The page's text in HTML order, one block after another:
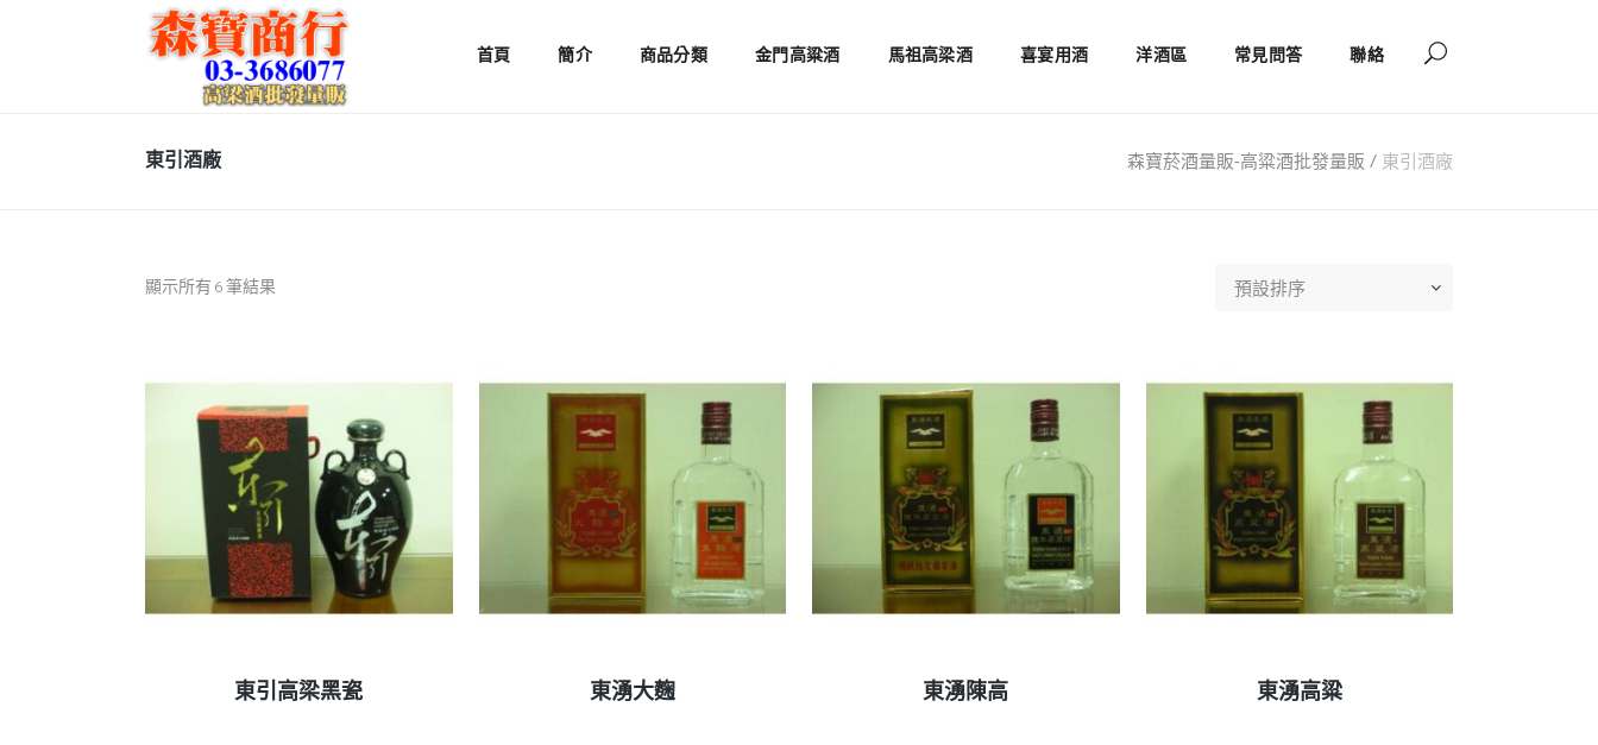
首頁 簡介 商品分類 金門高粱酒 馬祖高梁酒 喜宴用酒 洋酒區 常見問答 聯絡
東引酒廠 森寶菸酒量販-高粱酒批發量販 / 東引酒廠
顯示所有 6 筆結果 預設排序
查看內容
東引高梁黑瓷 查看內容
東湧大麴 查看內容
東湧陳高 查看內容
東湧高粱